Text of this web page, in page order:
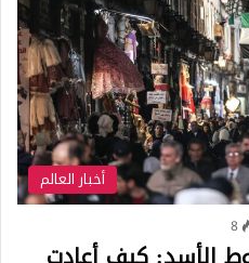
أخبار العالم
8